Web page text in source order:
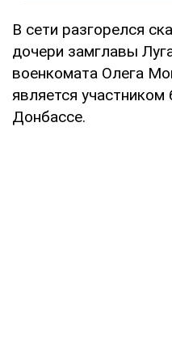
В сети разгорелся
дочери замглавы
военкомата Олега
является
Донбассе.